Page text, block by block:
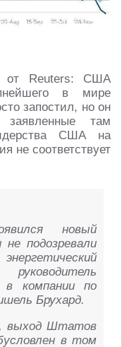
от Reuters: США
в мире
запостил, но он
заявленные там
США на
не соответствует
новый
подозревали
в компании по
Брухард.
выход Штатов
в том